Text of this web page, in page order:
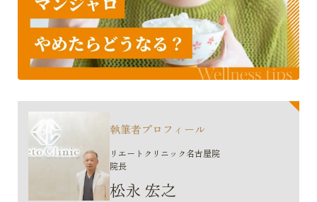
執筆者プロフィール
リエートクリニック名古屋院
院長
松永 宏之